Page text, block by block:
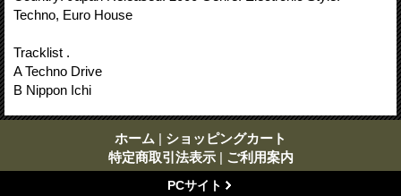
Techno, Euro House
Tracklist .
A Techno Drive
B Nippon Ichi
ホーム | ショッピングカート
特定商取引法表示 | ご利用案内
PCサイト